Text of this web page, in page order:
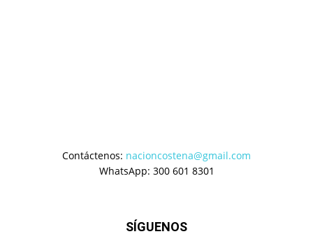
Contáctenos: nacioncostena@gmail.com
WhatsApp: 300 601 8301
SÍGUENOS